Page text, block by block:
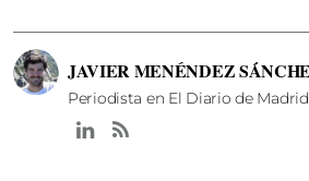
JAVIER MENÉNDEZ
Periodista en El Diario de Madrid